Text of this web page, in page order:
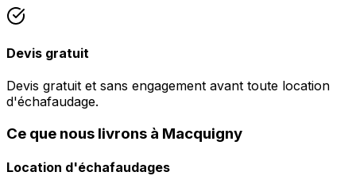
Devis gratuit
Devis gratuit et sans engagement avant toute location
d'échafaudage.
Ce que nous livrons à Macquigny
Location d'échafaudages